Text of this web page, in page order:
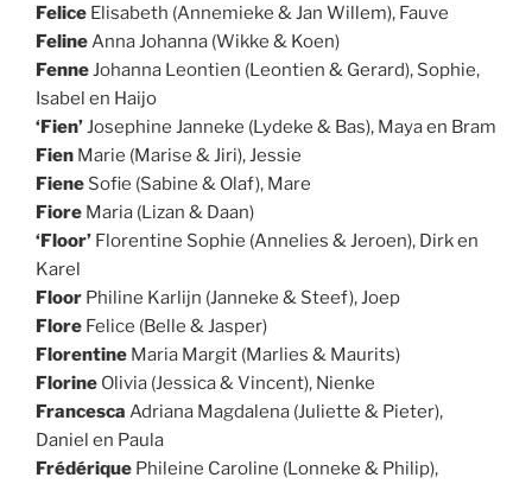
Felice Elisabeth (Annemieke & Jan Willem), Fauve
Feline Anna Johanna (Wikke & Koen)
Fenne Johanna Leontien (Leontien & Gerard), Sophie,
Isabel en Haijo
‘Fien’ Josephine Janneke (Lydeke & Bas), Maya en Bram
Fien Marie (Marise & Jiri), Jessie
Fiene Sofie (Sabine & Olaf), Mare
Fiore Maria (Lizan & Daan)
‘Floor’ Florentine Sophie (Annelies & Jeroen), Dirk en
Karel
Floor Philine Karlijn (Janneke & Steef), Joep
Flore Felice (Belle & Jasper)
Florentine Maria Margit (Marlies & Maurits)
Florine Olivia (Jessica & Vincent), Nienke
Francesca Adriana Magdalena (Juliette & Pieter),
Daniel en Paula
Frédérique Phileine Caroline (Lonneke & Philip),